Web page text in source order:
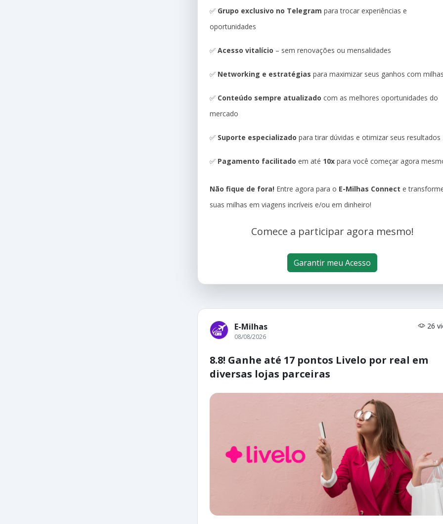
✅ Grupo exclusivo no Telegram para trocar experiências e
oportunidades
✅ Acesso vitalício – sem renovações ou mensalidades
✅ Networking e estratégias para maximizar seus ganhos com
✅ Conteúdo sempre atualizado com as melhores oportunidades do
mercado
✅ Suporte especializado para tirar dúvidas e otimizar seus resultados
✅ Pagamento facilitado em até 10x para você começar agora
Não fique de fora! Entre agora para o E-Milhas Connect e
suas milhas em viagens incríveis e/ou em dinheiro!
Comece a participar agora mesmo!
Garantir meu Acesso
E-Milhas 26
08/08/2026
8.8! Ganhe até 17 pontos Livelo por real em
diversas lojas parceiras